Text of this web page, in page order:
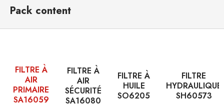
Pack content
FILTRE À
AIR
PRIMAIRE
SA16059
FILTRE À
AIR
SÉCURITÉ
SA16080
FILTRE À
HUILE
SO6205
FILTRE
HYDRAULIQUE
SH60573